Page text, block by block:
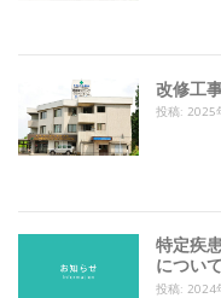
改修工
投稿: 2025
特定疾
につい
投稿: 2024